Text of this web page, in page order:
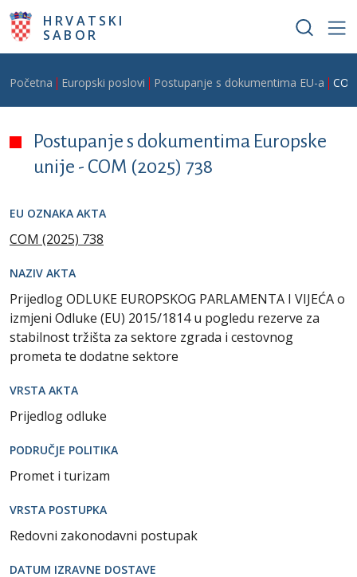
Skoči na glavni sadržaj
HRVATSKI
SABOR
Breadcrumb
Početna Europski poslovi Postupanje s dokumentima EU-a
Postupanje s dokumentima Europske
unije - COM (2025) 738
EU OZNAKA AKTA
COM (2025) 738
NAZIV AKTA
Prijedlog ODLUKE EUROPSKOG PARLAMENTA I VIJEĆA o
izmjeni Odluke (EU) 2015/1814 u pogledu rezerve za
stabilnost tržišta za sektore zgrada i cestovnog
prometa te dodatne sektore
VRSTA AKTA
Prijedlog odluke
PODRUČJE POLITIKA
Promet i turizam
VRSTA POSTUPKA
Redovni zakonodavni postupak
DATUM IZRAVNE DOSTAVE